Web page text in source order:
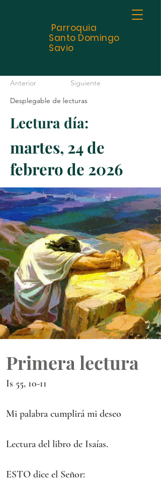
Parroquia
Santo Domingo
Savio
Anterior
Siguiente
Desplegable de lecturas
Lectura día:
martes, 24 de
febrero de 2026
Primera lectura
Is 55, 10-11
Mi palabra cumplirá mi deseo
Lectura del libro de Isaías.
ESTO dice el Señor: